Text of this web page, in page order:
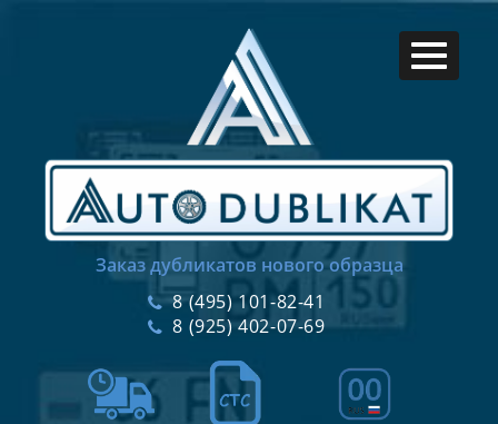
Заказ дубликатов нового образца
8 (495) 101-82-41
8 (925) 402-07-69